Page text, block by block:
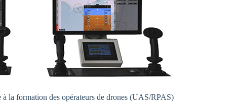
la formation des opérateurs de drones (UAS/RPAS)